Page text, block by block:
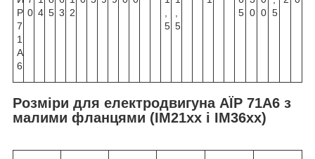
Р
7
1
А
6
0 4 5 3 2
5 5
5 0 0 5
Розміри для електродвигуна АЇР 71А6 з
малими фланцями (ІМ21хх і ІМ36хх)